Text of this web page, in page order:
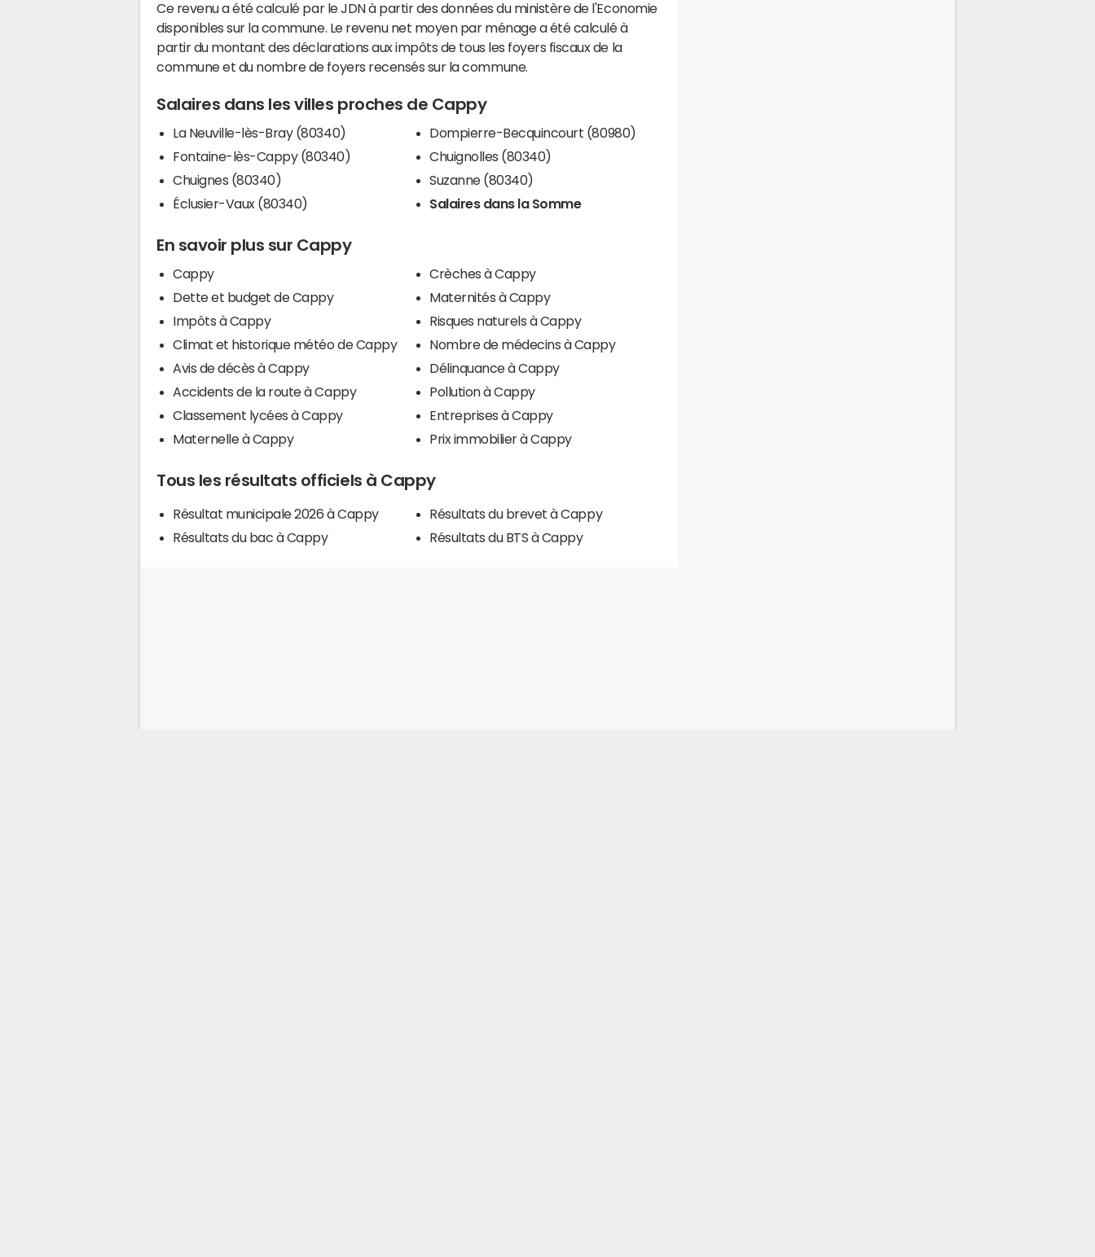
Ce revenu a été calculé par le JDN à partir des données du ministère de l'Economie
disponibles sur la commune. Le revenu net moyen par ménage a été calculé à
partir du montant des déclarations aux impôts de tous les foyers fiscaux de la
commune et du nombre de foyers recensés sur la commune.
Salaires dans les villes proches de Cappy
La Neuville-lès-Bray (80340)
Fontaine-lès-Cappy (80340)
Chuignes (80340)
Éclusier-Vaux (80340)
Dompierre-Becquincourt (80980)
Chuignolles (80340)
Suzanne (80340)
Salaires dans la Somme
En savoir plus sur Cappy
Cappy
Dette et budget de Cappy
Impôts à Cappy
Climat et historique météo de Cappy
Avis de décès à Cappy
Accidents de la route à Cappy
Classement lycées à Cappy
Maternelle à Cappy
Crèches à Cappy
Maternités à Cappy
Risques naturels à Cappy
Nombre de médecins à Cappy
Délinquance à Cappy
Pollution à Cappy
Entreprises à Cappy
Prix immobilier à Cappy
Tous les résultats officiels à Cappy
Résultat municipale 2026 à Cappy
Résultats du bac à Cappy
Résultats du brevet à Cappy
Résultats du BTS à Cappy